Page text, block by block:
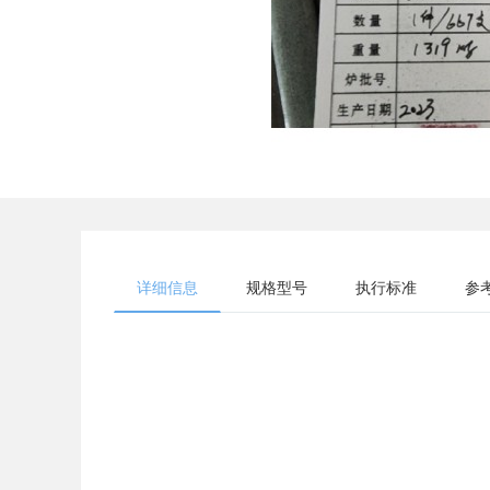
详细信息 规格型号 执行标准 参